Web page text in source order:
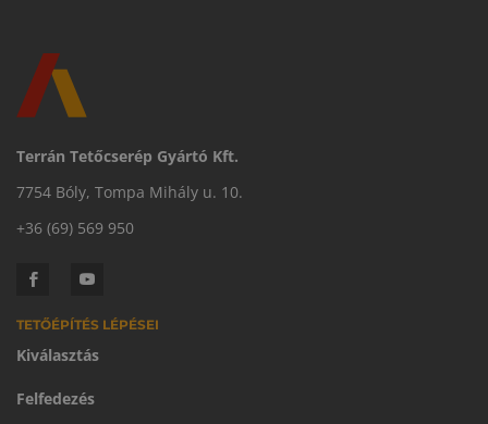
Terrán Tetőcserép Gyártó Kft.
7754 Bóly, Tompa Mihály u. 10.
+36 (69) 569 950
TETŐÉPÍTÉS LÉPÉSEI
Kiválasztás
Felfedezés